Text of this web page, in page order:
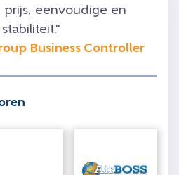
prijs, eenvoudige en
Business Controller